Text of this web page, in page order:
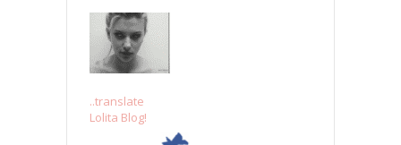
..translate
Lolita Blog!